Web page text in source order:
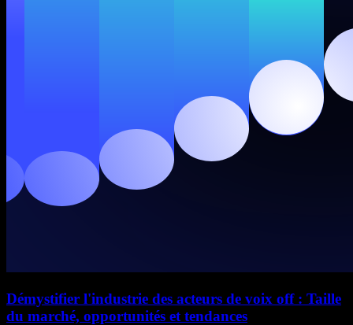
Démystifier l'industrie des acteurs de voix off : Taille
du marché, opportunités et tendances